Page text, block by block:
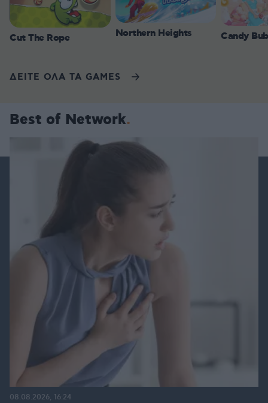
Cut The Rope Northern Heights Candy
ΔΕΙΤΕ ΟΛΑ ΤΑ GAMES
Best of Network
08.08.2026, 16:24